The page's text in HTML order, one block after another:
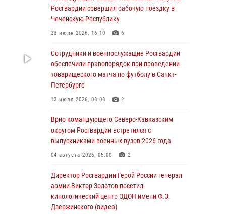
память товарища на тактическом турнире
(видео)
08 августа 2026, 06:15
День физкультурника в Уральском округе
Росгвардии отметили турнирами, мастер-
классами и легкоатлетическими забегами
08 августа 2026, 06:03
приступили к новому курсу подготовки на
Урале
08 августа 2026, 05:00 3
росгвардейцы получают из дома
региональные газеты и поддержку земляков
08 августа 2026, 05:00
Росгвардии совершил рабочую поездку в
Чеченскую Республику
23 июля 2026, 16:10 6
Сотрудники и военнослужащие Росгвардии
обеспечили правопорядок при проведении
товарищеского матча по футболу в Санкт-
Петербурге
13 июля 2026, 08:08 2
Врио командующего Северо-Кавказским
округом Росгвардии встретился с
выпускниками военных вузов 2026 года
04 августа 2026, 05:00 2
Директор Росгвардии Герой России генерал
армии Виктор Золотов посетил
кинологический центр ОДОН имени Ф.Э.
Дзержинского (видео)